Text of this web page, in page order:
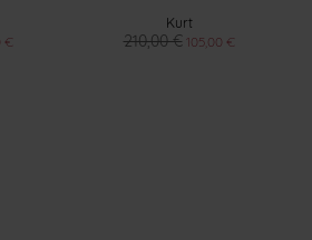
€
Kurt
210,00 € 105,00 €